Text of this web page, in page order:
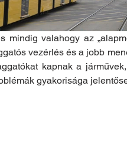
mindig valahogy az
vezérlés és a jobb
kapnak a
gyakorisága